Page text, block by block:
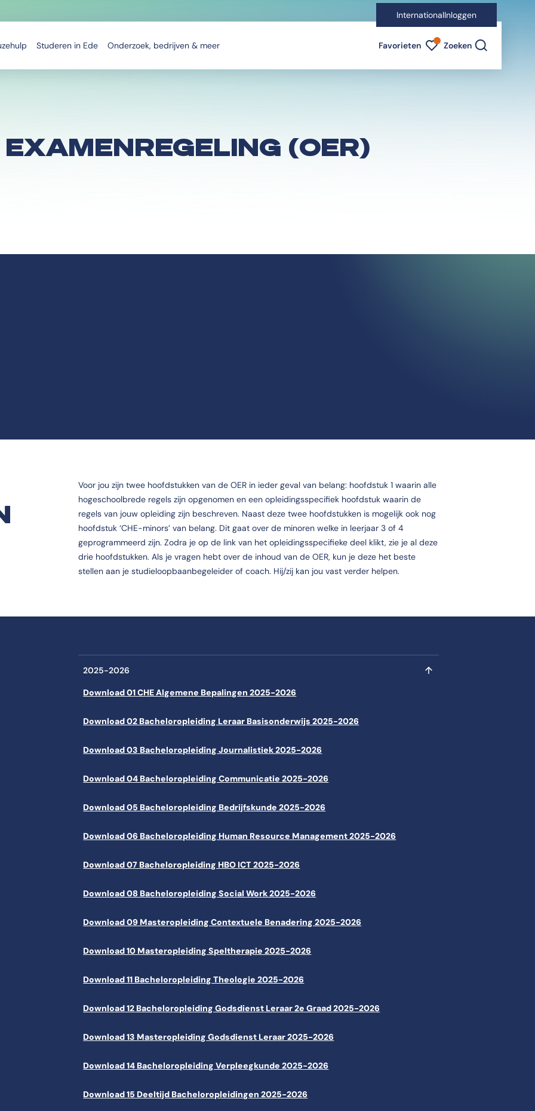
InternationalInloggen
Studeren in Ede Onderzoek, bedrijven & meer Favorieten Favorieten indicator
Zoeken
(OER)
Voor jou zijn twee hoofdstukken van de OER in ieder geval van belang: hoofdstuk 1 waarin alle
hogeschoolbrede regels zijn opgenomen en een opleidingsspecifiek hoofdstuk waarin de
regels van jouw opleiding zijn beschreven. Naast deze twee hoofdstukken is mogelijk ook nog
hoofdstuk ‘CHE-minors’ van belang. Dit gaat over de minoren welke in leerjaar 3 of 4
geprogrammeerd zijn. Zodra je op de link van het opleidingsspecifieke deel klikt, zie je al deze
drie hoofdstukken. Als je vragen hebt over de inhoud van de OER, kun je deze het beste
stellen aan je studieloopbaanbegeleider of coach. Hij/zij kan jou vast verder helpen.
2025-2026
Download 01 CHE Algemene Bepalingen 2025-2026
Download 02 Bacheloropleiding Leraar Basisonderwijs 2025-2026
Download 03 Bacheloropleiding Journalistiek 2025-2026
Download 04 Bacheloropleiding Communicatie 2025-2026
Download 05 Bacheloropleiding Bedrijfskunde 2025-2026
Download 06 Bacheloropleiding Human Resource Management 2025-2026
Download 07 Bacheloropleiding HBO ICT 2025-2026
Download 08 Bacheloropleiding Social Work 2025-2026
Download 09 Masteropleiding Contextuele Benadering 2025-2026
Download 10 Masteropleiding Speltherapie 2025-2026
Download 11 Bacheloropleiding Theologie 2025-2026
Download 12 Bacheloropleiding Godsdienst Leraar 2e Graad 2025-2026
Download 13 Masteropleiding Godsdienst Leraar 2025-2026
Download 14 Bacheloropleiding Verpleegkunde 2025-2026
Download 15 Deeltijd Bacheloropleidingen 2025-2026